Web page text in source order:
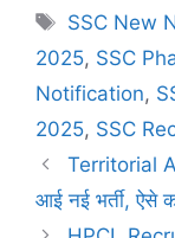
Tags
SSC New
2025, SSC
Notification,
2025, SSC
Territorial
आई नई भर्ती, ऐसे